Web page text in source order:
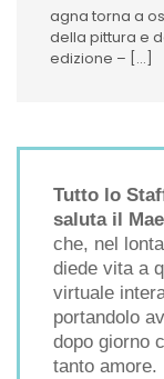
agna torna a
della pittura e
edizione – [...]
Tutto lo
saluta il
che, nel
diede vita a
virtuale
portandolo
dopo giorno
tanto amore.